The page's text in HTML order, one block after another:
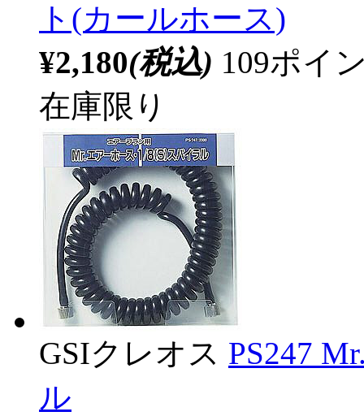
ト(カールホース)
¥2,180(税込) 109ポイ
在庫限り
GSIクレオス PS247
ル